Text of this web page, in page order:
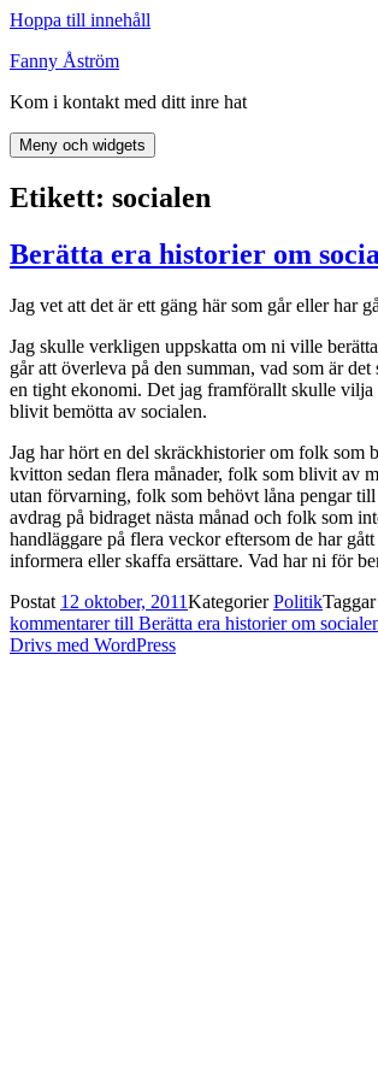
Hoppa till innehåll
Fanny Åström
Kom i kontakt med ditt inre hat
Meny och widgets
Etikett: socialen
Berätta era historier om
Jag vet att det är ett gäng här som går eller har
Jag skulle verkligen uppskatta om ni ville
går att överleva på den summan, vad som är det
en tight ekonomi. Det jag framförallt skulle vilja
blivit bemötta av socialen.
Jag har hört en del skräckhistorier om folk som
kvitton sedan flera månader, folk som blivit av
utan förvarning, folk som behövt låna pengar
avdrag på bidraget nästa månad och folk som
handläggare på flera veckor eftersom de har gått
informera eller skaffa ersättare. Vad har ni för
Postat 12 oktober, 2011KategorierPolitikTaggar
kommentarertill Berätta era historier om
Drivs med WordPress